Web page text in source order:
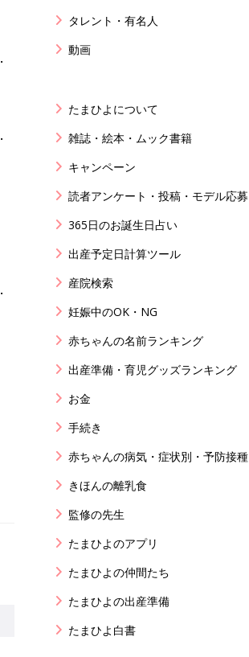
タレント・有名人
動画
たまひよについて
雑誌・絵本・ムック書籍
キャンペーン
読者アンケート・投稿・モデル応募
365日のお誕生日占い
出産予定日計算ツール
産院検索
妊娠中のOK・NG
赤ちゃんの名前ランキング
出産準備・育児グッズランキング
お金
手続き
赤ちゃんの病気・症状別・予防接種
きほんの離乳食
監修の先生
たまひよのアプリ
たまひよの仲間たち
たまひよの出産準備
たまひよ白書